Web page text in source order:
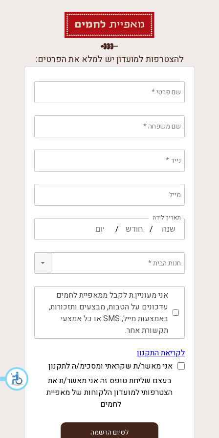
להצטרפות למועדון יש למלא את הפרטים:
שם פרטי*
שם משפחה*
נייד*
מייל
/ /
תאריך לידה
חנות הבית *
אני מעוניין.ת לקבל ממאפיית לחמים
עדכונים על הטבות, מבצעים ותזכורות,
באמצעות מייל, SMS או כל אמצעי
תקשורת אחר.
לקריאת התקנון
אני מאשר/ת שקראתי ומסכימ/ה לתקנון
בעצם שליחת טופס זה אני מאשר/ת את
הצטרפותי למועדון הלקוחות של מאפיית
לחמים